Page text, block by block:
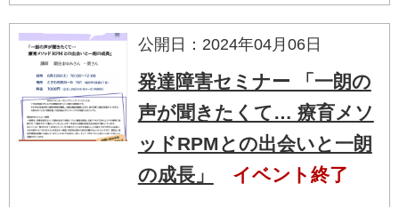
公開日：2024年04月06日
発達障害セミナー 「一朗の
声が聞きたくて… 療育メソ
ッドRPMとの出会いと一朗
の成長」
イベント終了